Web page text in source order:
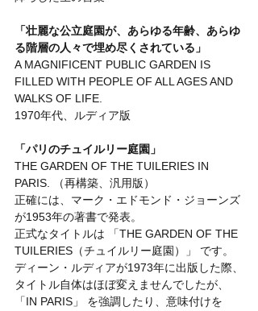
「壮麗な公立庭園が、あらゆる年齢、あらゆ
る階層の人々で埋め尽くされている」
A MAGNIFICENT PUBLIC GARDEN IS
FILLED WITH PEOPLE OF ALL AGES AND
WALKS OF LIFE.
1970年代、ルディア版
「パリのチュイルリー庭園」
THE GARDEN OF THE TUILERIES IN
PARIS. （再構築、汎用版）
正確には、マーク・エドモンド・ジョーンズ
が1953年の著書で発表。
正式なタイトルは 「THE GARDEN OF THE
TUILERIES（チュイルリー庭園）」 です。
ディーン・ルディアが1973年に出版した際、
タイトル自体はほぼ変えませんでしたが、
「IN PARIS」 を強調したり、意味付けを